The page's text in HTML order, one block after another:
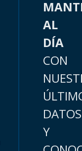
AL
DÍA
CON
DATOS
Y